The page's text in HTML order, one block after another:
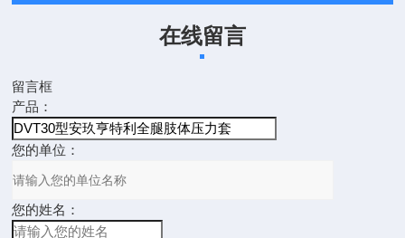
在线留言
留言框
产品：
您的单位：
您的姓名：